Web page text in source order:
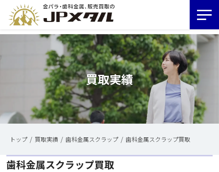
買取実績
トップ 買取実績 歯科金属スクラップ 歯科金属スクラップ買取
歯科金属スクラップ買取